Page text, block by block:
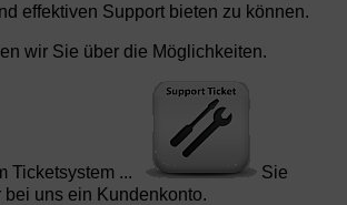
effektiven Support bieten zu können.
wir Sie über die Möglichkeiten.
Ticketsystem ...
Sie
bei uns ein Kundenkonto.